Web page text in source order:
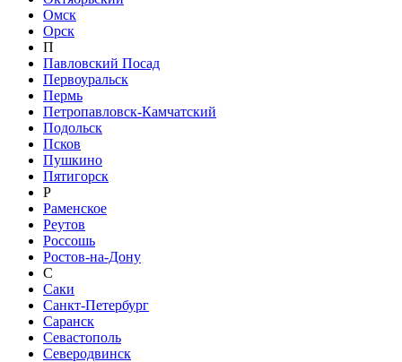
Омск
Орск
П
Павловский Посад
Первоуральск
Пермь
Петропавловск-Камчатский
Подольск
Псков
Пушкино
Пятигорск
Р
Раменское
Реутов
Россошь
Ростов-на-Дону
С
Саки
Санкт-Петербург
Саранск
Севастополь
Северодвинск